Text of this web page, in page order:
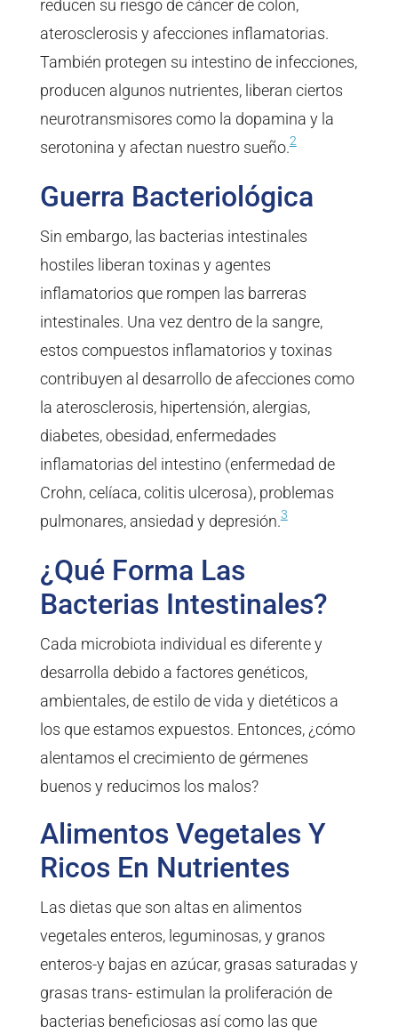
reducen su riesgo de cáncer de colon,
aterosclerosis y afecciones inflamatorias.
También protegen su intestino de infecciones,
producen algunos nutrientes, liberan ciertos
neurotransmisores como la dopamina y la
serotonina y afectan nuestro sueño.2
Guerra Bacteriológica
Sin embargo, las bacterias intestinales
hostiles liberan toxinas y agentes
inflamatorios que rompen las barreras
intestinales. Una vez dentro de la sangre,
estos compuestos inflamatorios y toxinas
contribuyen al desarrollo de afecciones como
la aterosclerosis, hipertensión, alergias,
diabetes, obesidad, enfermedades
inflamatorias del intestino (enfermedad de
Crohn, celíaca, colitis ulcerosa), problemas
pulmonares, ansiedad y depresión.3
¿Qué Forma Las
Bacterias Intestinales?
Cada microbiota individual es diferente y
desarrolla debido a factores genéticos,
ambientales, de estilo de vida y dietéticos a
los que estamos expuestos. Entonces, ¿cómo
alentamos el crecimiento de gérmenes
buenos y reducimos los malos?
Alimentos Vegetales Y
Ricos En Nutrientes
Las dietas que son altas en alimentos
vegetales enteros, leguminosas, y granos
enteros-y bajas en azúcar, grasas saturadas y
grasas trans- estimulan la proliferación de
bacterias beneficiosas así como las que